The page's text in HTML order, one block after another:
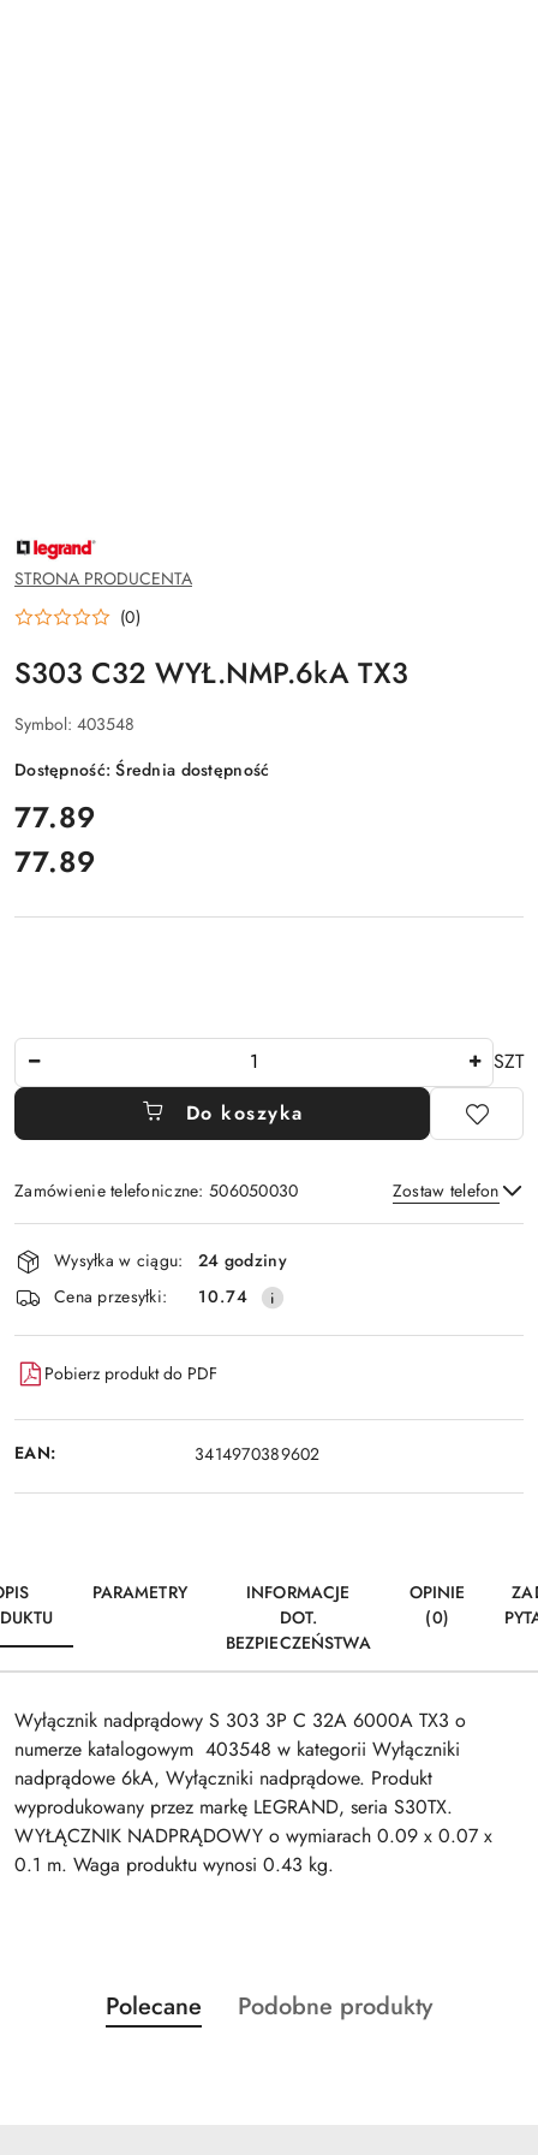
NAZWA
PRODUCENTA:
LEGRAND
STRONA PRODUCENTA
(0)
S303 C32 WYŁ.NMP.6kA TX3
Symbol: 403548
Dostępność:Średnia dostępność
cena:
77.89
Cena:
77.89
SZT
Do koszyka
Zamówienie telefoniczne: 506050030 Zostaw telefon
Wyślij
Dostępność
i
dostawa
Wysyłka w ciągu:
24 godziny
Cena przesyłki:
10.74
Pobierz produkt do PDF
EAN: 3414970389602
PARAMETRY
INFORMACJE
DOT.
BEZPIECZEŃSTWA
OPINIE
(0)
Wyłącznik nadprądowy S 303 3P C 32A 6000A TX3 o
numerze katalogowym 403548 w kategorii Wyłączniki
nadprądowe 6kA, Wyłączniki nadprądowe. Produkt
wyprodukowany przez markę LEGRAND, seria S30TX.
WYŁĄCZNIK NADPRĄDOWY o wymiarach 0.09 x 0.07 x
0.1 m. Waga produktu wynosi 0.43 kg.
Pomiń karuzelę produktów
Produkty
o
Polecane
Produkty
Podobne produkty